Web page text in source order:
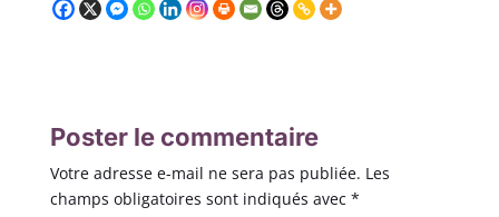
Poster le commentaire
Votre adresse e-mail ne sera pas publiée. Les
champs obligatoires sont indiqués avec *